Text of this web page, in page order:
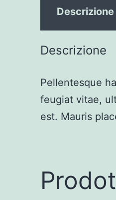
Descrizione
Descrizione
Pellentesque
feugiat vitae,
est. Mauris